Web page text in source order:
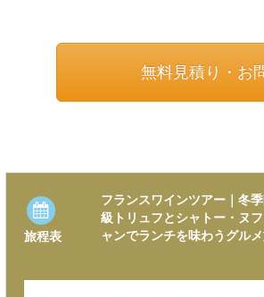
無料見積り・お
旅程表
フランスワインツアー｜冬
級トリュフとシャトー・ヌ
ャンでランチを味わうグル